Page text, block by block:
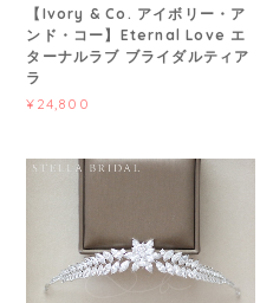
【Ivory & Co. アイボリー・ア
ンド・コー】Eternal Love エ
ターナルラブ ブライダルティア
ラ
¥24,800